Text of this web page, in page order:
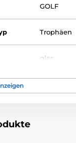
GOLF
Trophäen
glas